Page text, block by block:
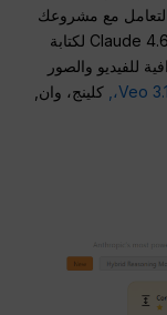
الخطة التعامل مع مشروعك
بالكامل من البداية إلى النهاية. يمكنك استخدام Claude 4.6 لكتابة
للفيديو والصور
Veo 3.1،,
كلينج، وان,